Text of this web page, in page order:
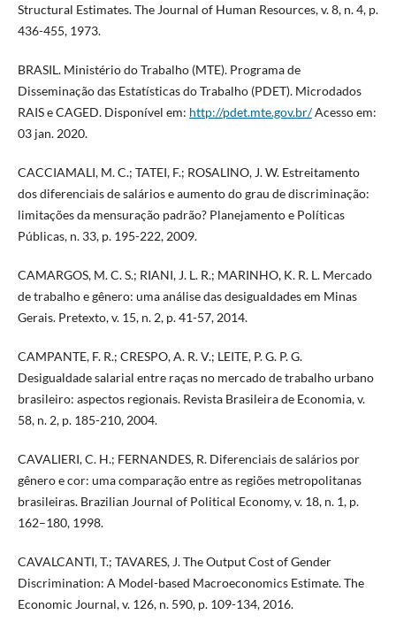
Structural Estimates. The Journal of Human Resources, v. 8, n. 4, p.
436-455, 1973.
BRASIL. Ministério do Trabalho (MTE). Programa de
Disseminação das Estatísticas do Trabalho (PDET). Microdados
RAIS e CAGED. Disponível em: http://pdet.mte.gov.br/Acesso em:
03 jan. 2020.
CACCIAMALI, M. C.; TATEI, F.; ROSALINO, J. W. Estreitamento
dos diferenciais de salários e aumento do grau de discriminação:
limitações da mensuração padrão? Planejamento e Políticas
Públicas, n. 33, p. 195-222, 2009.
CAMARGOS, M. C. S.; RIANI, J. L. R.; MARINHO, K. R. L. Mercado
de trabalho e gênero: uma análise das desigualdades em Minas
Gerais. Pretexto, v. 15, n. 2, p. 41-57, 2014.
CAMPANTE, F. R.; CRESPO, A. R. V.; LEITE, P. G. P. G.
Desigualdade salarial entre raças no mercado de trabalho urbano
brasileiro: aspectos regionais. Revista Brasileira de Economia, v.
58, n. 2, p. 185-210, 2004.
CAVALIERI, C. H.; FERNANDES, R. Diferenciais de salários por
gênero e cor: uma comparação entre as regiões metropolitanas
brasileiras. Brazilian Journal of Political Economy, v. 18, n. 1, p.
162–180, 1998.
CAVALCANTI, T.; TAVARES, J. The Output Cost of Gender
Discrimination: A Model-based Macroeconomics Estimate. The
Economic Journal, v. 126, n. 590, p. 109-134, 2016.